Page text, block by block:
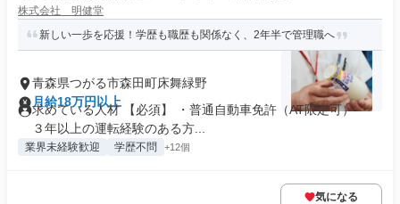
株式会社 明健堂
新しい一歩を応援！学歴も職歴も関係なく、2年半で管理職へ
青森県つがる市森田町床舞緑野
月給18万円以上
求めている人材 【必須】 ・普通自動車免許（AT限定可） ・
３年以上の運転経験のある方...
業界未経験歓迎 学歴不問 +12個
気になる